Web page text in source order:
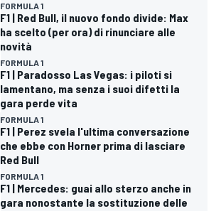
FORMULA 1
F1 | Red Bull, il nuovo fondo divide: Max
ha scelto (per ora) di rinunciare alle
novità
FORMULA 1
F1 | Paradosso Las Vegas: i piloti si
lamentano, ma senza i suoi difetti la
gara perde vita
FORMULA 1
F1 | Perez svela l'ultima conversazione
che ebbe con Horner prima di lasciare
Red Bull
FORMULA 1
F1 | Mercedes: guai allo sterzo anche in
gara nonostante la sostituzione delle